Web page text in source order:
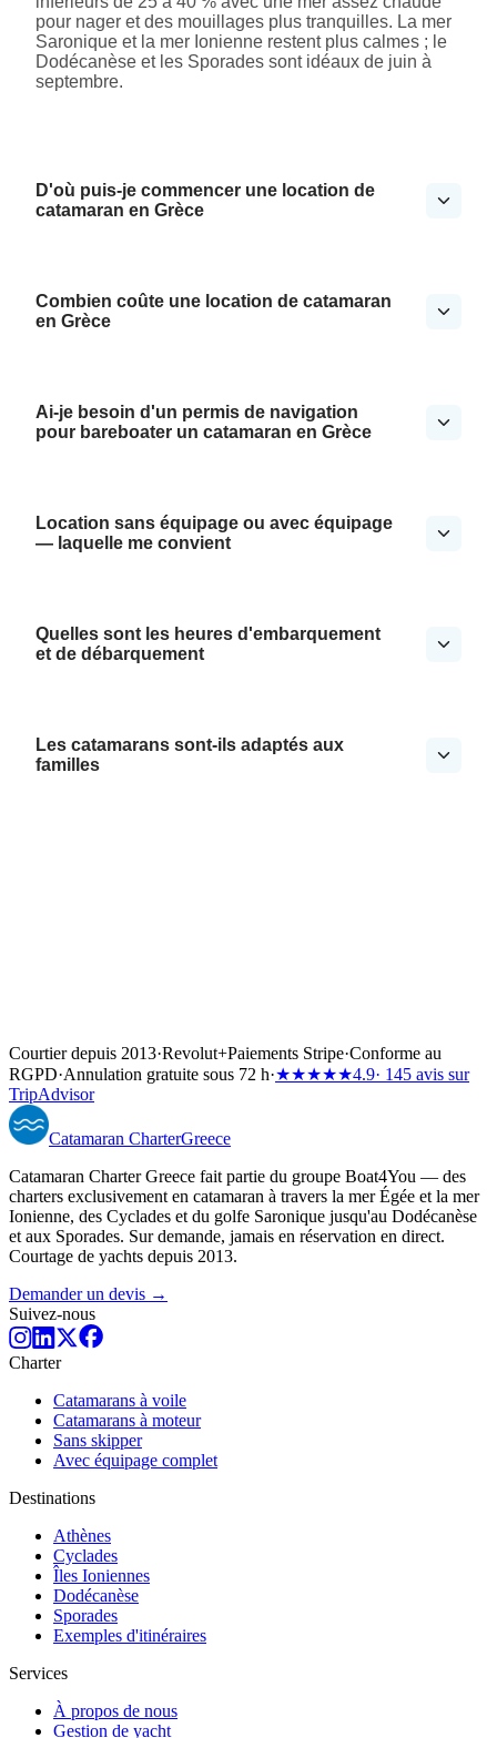
pour nager et des mouillages plus tranquilles. La mer
Saronique et la mer Ionienne restent plus calmes ; le
Dodécanèse et les Sporades sont idéaux de juin à
septembre.
D'où puis-je commencer une location de
catamaran en Grèce
Combien coûte une location de catamaran
en Grèce
Ai-je besoin d'un permis de navigation
pour bareboater un catamaran en Grèce
Location sans équipage ou avec équipage
— laquelle me convient
Quelles sont les heures d'embarquement
et de débarquement
Les catamarans sont-ils adaptés aux
familles
Courtier depuis 2013·Revolut+Paiements Stripe·Conforme au
RGPD·Annulation gratuite sous 72 h·★★★★★4.9· 145 avis sur
TripAdvisor
Catamaran CharterGreece
Catamaran Charter Greece fait partie du groupe Boat4You — des
charters exclusivement en catamaran à travers la mer Égée et la mer
Ionienne, des Cyclades et du golfe Saronique jusqu'au Dodécanèse
et aux Sporades. Sur demande, jamais en réservation en direct.
Courtage de yachts depuis 2013.
Demander un devis →
Suivez-nous
Charter
Catamarans à voile
Catamarans à moteur
Sans skipper
Avec équipage complet
Destinations
Athènes
Cyclades
Îles Ioniennes
Dodécanèse
Sporades
Exemples d'itinéraires
Services
À propos de nous
Gestion de yacht